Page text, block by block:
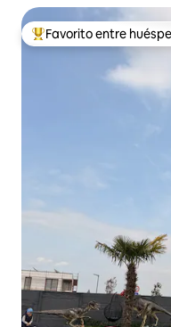
De los mejores en
Favorito entre